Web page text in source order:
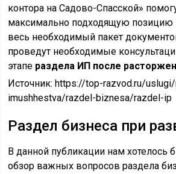
контора на Садово-Спасской»
максимально подходящую позицию
весь необходимый пакет
проведут необходимые
этапе раздела ИП после
Источник:https://top-razvod.ru/
imushhestva/razdel-biznesa/razdel-ip
Раздел бизнеса при
В данной публикации нам хотелось
обзор важных вопросов раздела